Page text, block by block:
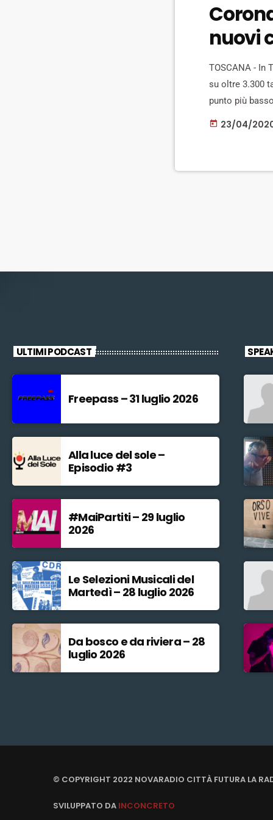
nuovi
TOSCANA - In
su oltre 3.300
punto più
numerosità di
today 23/04/
ULTIMI PODCAST
Freepass – 31 luglio 2026
Alla luce del sole –
Episodio #3
#MaiPartiti – 29 luglio
2026
Le Selezioni Musicali del
Martedì – 28 luglio 2026
Da bosco e da riviera – 28
luglio 2026
© COPYRIGHT 2022 NOVARADIO CITTÀ FUTURA LA
SVILUPPATO DA INCONCRETO